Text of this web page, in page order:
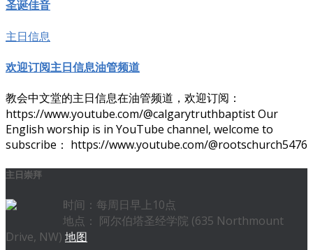
圣诞佳音
主日信息
欢迎订阅主日信息油管频道
教会中文堂的主日信息在油管频道，欢迎订阅：
https://www.youtube.com/@calgarytruthbaptist Our
English worship is in YouTube channel, welcome to
subscribe： https://www.youtube.com/@rootschurch5476
主日崇拜
时间：每周日早上10点
地点： 阿尔伯塔圣经学院 (635 Northmount
Drive, NW) 地图